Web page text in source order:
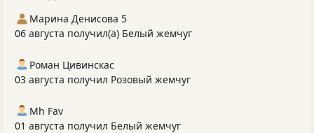
Марина Денисова 5
06 августа получил(а) Белый жемчуг
Роман Цивинскас
03 августа получил Розовый жемчуг
Mh Fav
01 августа получил Белый жемчуг